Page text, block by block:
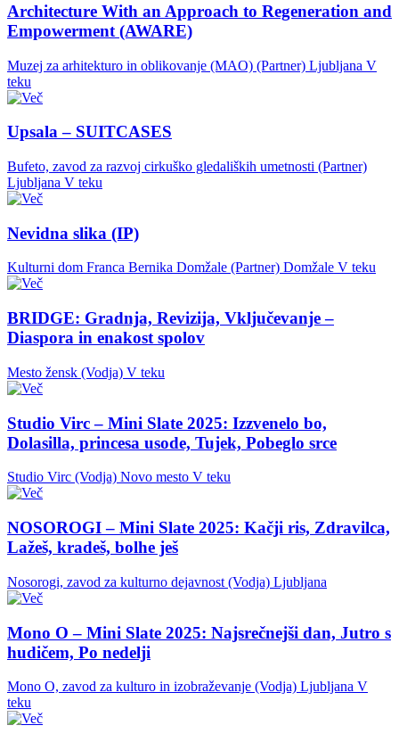
Architecture With an Approach to Regeneration and
Empowerment (AWARE)
Muzej za arhitekturo in oblikovanje (MAO) (Partner) Ljubljana V
teku
Upsala – SUITCASES
Bufeto, zavod za razvoj cirkuško gledaliških umetnosti (Partner)
Ljubljana V teku
Nevidna slika (IP)
Kulturni dom Franca Bernika Domžale (Partner) Domžale V teku
BRIDGE: Gradnja, Revizija, Vključevanje –
Diaspora in enakost spolov
Mesto žensk (Vodja) V teku
Studio Virc – Mini Slate 2025: Izzvenelo bo,
Dolasilla, princesa usode, Tujek, Pobeglo srce
Studio Virc (Vodja) Novo mesto V teku
NOSOROGI – Mini Slate 2025: Kačji ris, Zdravilca,
Lažeš, kradeš, bolhe ješ
Nosorogi, zavod za kulturno dejavnost (Vodja) Ljubljana
Mono O – Mini Slate 2025: Najsrečnejši dan, Jutro s
hudičem, Po nedelji
Mono O, zavod za kulturo in izobraževanje (Vodja) Ljubljana V
teku